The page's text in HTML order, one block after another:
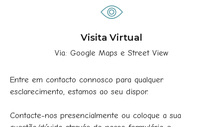
Visita Virtual
Via: Google Maps e Street View
Entre em contacto connosco para qualquer
esclarecimento, estamos ao seu dispor.
Contacte-nos presencialmente ou coloque a sua